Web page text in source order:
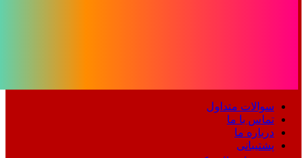
سوالات متداول
تماس با ما
درباره ما
پشتیبانی